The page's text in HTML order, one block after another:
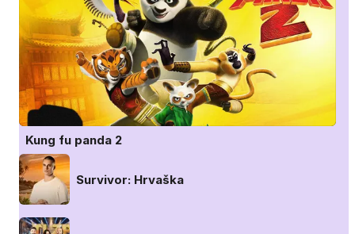
Kung fu panda 2
Survivor: Hrvaška